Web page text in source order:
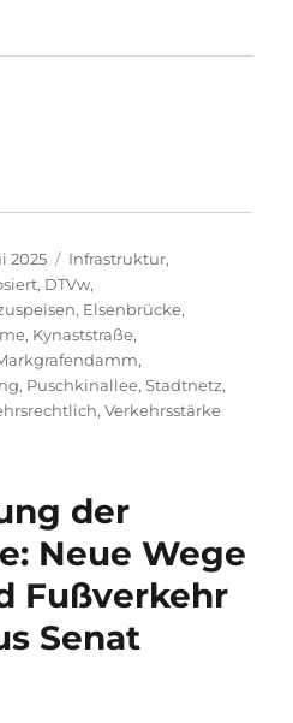
2025 Kategorien
Infrastruktur,
, DTVw,
, Elsenbrücke,
, Kynaststraße,
,
, Puschkinallee,Stadtnetz,
,Verkehrsstärke
der
Neue Wege
Fußverkehr
Senat